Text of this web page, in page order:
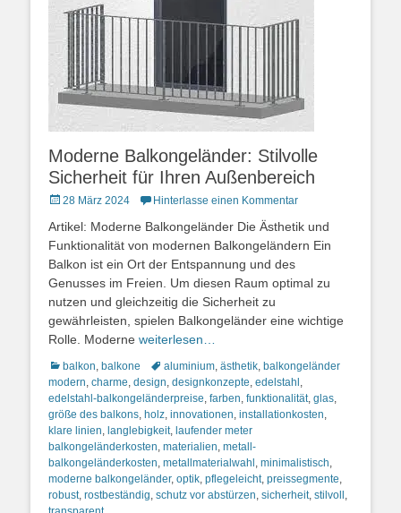
Moderne Balkongeländer: Stilvolle
Sicherheit für Ihren Außenbereich
Posted
28 März 2024 Hinterlasse einen Kommentar
Artikel: Moderne Balkongeländer Die Ästhetik und
Funktionalität von modernen Balkongeländern Ein
Balkon ist ein Ort der Entspannung und des
Genusses im Freien. Um diesen Raum optimal zu
nutzen und gleichzeitig die Sicherheit zu
gewährleisten, spielen Balkongeländer eine wichtige
Rolle. Moderne weiterlesen…
Kategorien
balkon, balkone Schlagworte
aluminium, ästhetik, balkongeländer
modern, charme, design, designkonzepte, edelstahl ,
edelstahl-balkongeländerpreise, farben, funktionalität, glas,
größe des balkons, holz, innovationen, installationkosten,
klare linien, langlebigkeit, laufender meter
balkongeländerkosten, materialien, metall-
balkongeländerkosten, metallmaterialwahl , minimalistisch,
moderne balkongeländer, optik, pflegeleicht, preissegmente,
robust, rostbeständig, schutz vor abstürzen, sicherheit, stilvoll ,